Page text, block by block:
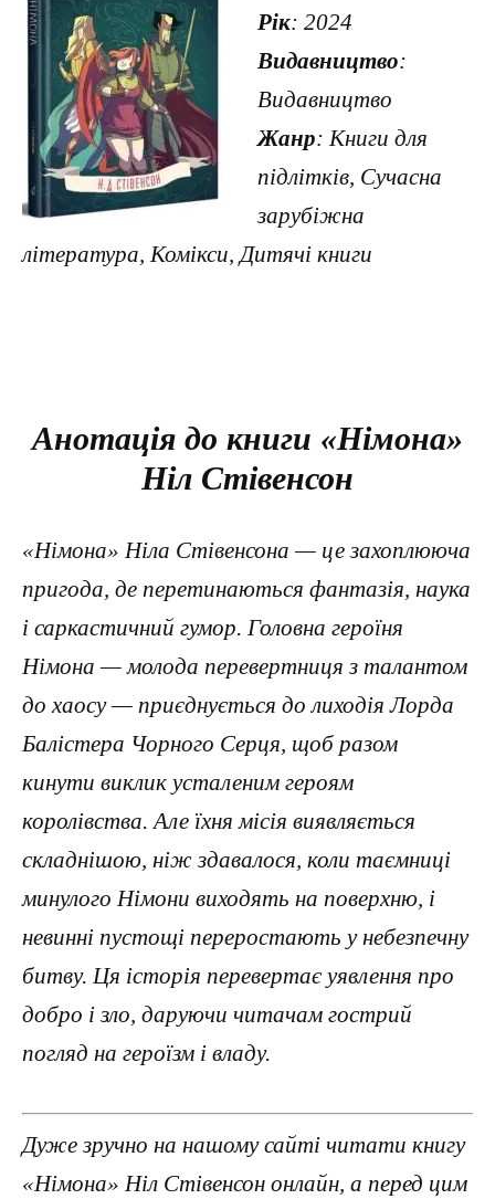
Рік: 2024
Видавництво:
Видавництво
Жанр: Книги для
підлітків, Сучасна
зарубіжна
література, Комікси, Дитячі книги
Анотація до книги «Німона»
Ніл Стівенсон
«Німона» Ніла Стівенсона — це захоплююча
пригода, де перетинаються фантазія, наука
і саркастичний гумор. Головна героїня
Німона — молода перевертниця з талантом
до хаосу — приєднується до лиходія Лорда
Балістера Чорного Серця, щоб разом
кинути виклик усталеним героям
королівства. Але їхня місія виявляється
складнішою, ніж здавалося, коли таємниці
минулого Німони виходять на поверхню, і
невинні пустощі переростають у небезпечну
битву. Ця історія перевертає уявлення про
добро і зло, даруючи читачам гострий
погляд на героїзм і владу.
Дуже зручно на нашому сайті читати книгу
«Німона» Ніл Стівенсон онлайн, а перед цим